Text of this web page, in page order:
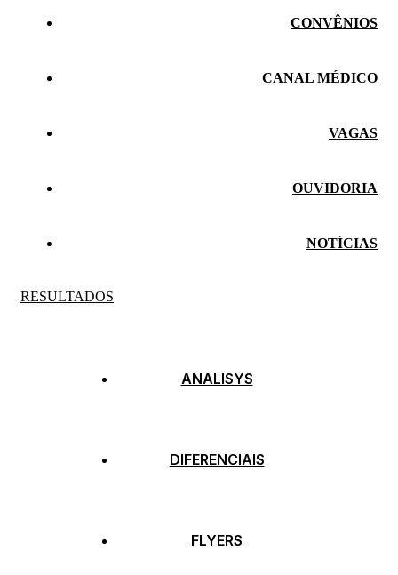
CONVÊNIOS
CANAL MÉDICO
VAGAS
OUVIDORIA
NOTÍCIAS
RESULTADOS
ANALISYS
DIFERENCIAIS
FLYERS